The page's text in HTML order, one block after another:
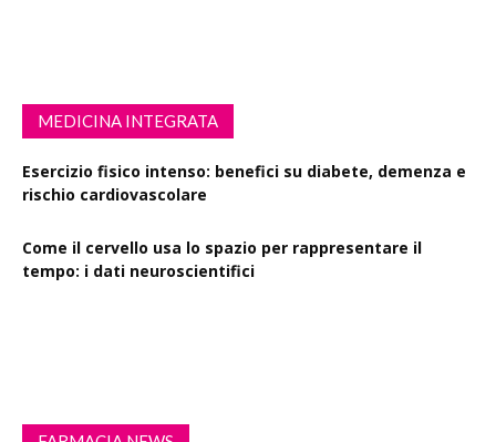
MEDICINA INTEGRATA
Esercizio fisico intenso: benefici su diabete, demenza e
rischio cardiovascolare
Come il cervello usa lo spazio per rappresentare il
tempo: i dati neuroscientifici